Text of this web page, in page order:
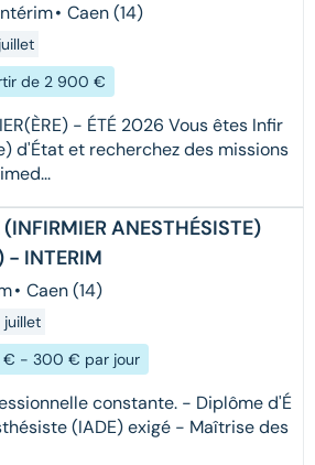
• Caen (14)
de 2 900 €
- ÉTÉ 2026 Vous êtes Infir
d'État et recherchez des missions
ANESTHÉSISTE)
- INTERIM
• Caen (14)
juillet
€ - 300 € par jour
constante. - Diplôme d'É
(IADE) exigé - Maîtrise des